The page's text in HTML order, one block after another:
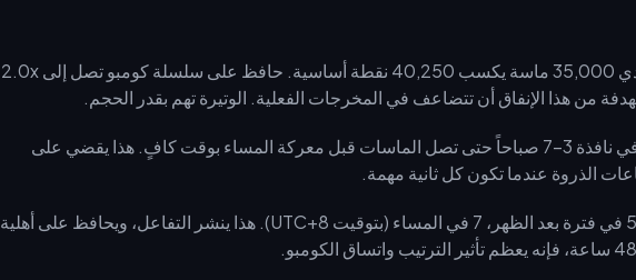
لاعب بمستوى 1.15x يهدي 35,000 ماسة يكسب 40,250 نقطة أساسية. حافظ على سلسلة كومبو تصل إلى 2.0x
من هذا الإنفاق أن تتضاعف في المخرجات الفعلية. الوتيرة تهم بقدر الحجم.
اشحن محفظتك في نافذة 3–7 صباحاً حتى تصل الماسات قبل معركة المساء بوقت كافٍ. هذا يقضي على
3 هدايا في الصباح، 5 في فترة بعد الظهر، 7 في المساء (بتوقيت UTC+8). هذا ينشر التفاعل، ويحافظ على أهلية